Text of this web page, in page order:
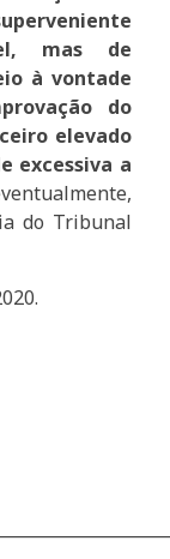
mas de
à vontade
do
elevado
excessiva a
do Tribunal